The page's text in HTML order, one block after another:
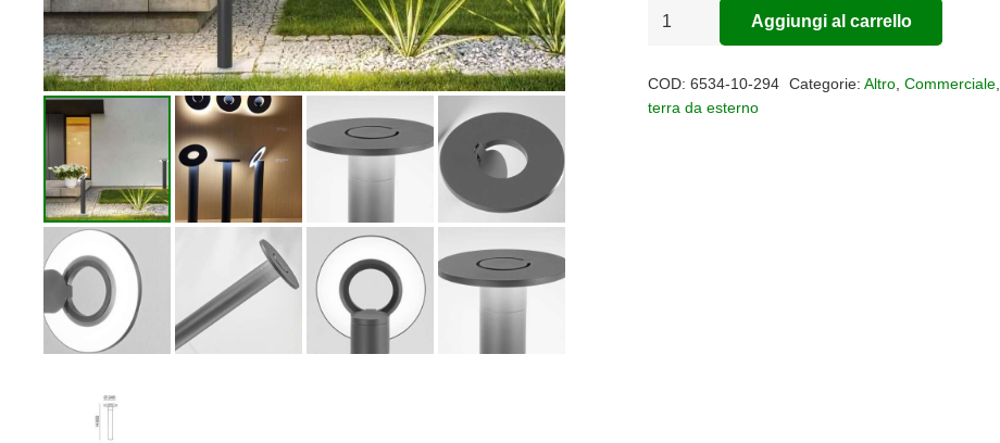
Paletto
ELITE
Aggiungi al carrello
COD:6534-10-294 Categorie: Altro, Commerciale,
terra da esterno